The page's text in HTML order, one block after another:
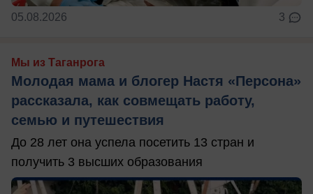
05.08.2026 3
Мы из Таганрога
Молодая мама и блогер Настя «Персона»
рассказала, как совмещать работу,
семью и путешествия
До 28 лет она успела посетить 13 стран и
получить 3 высших образования